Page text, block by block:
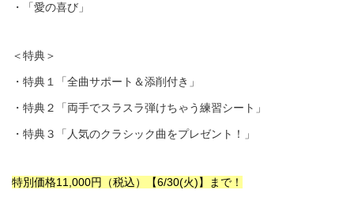
・「愛の喜び」
＜特典＞
・特典１「全曲サポート＆添削付き」
・特典２「両手でスラスラ弾けちゃう練習シート」
・特典３「人気のクラシック曲をプレゼント！」
特別価格11,000円（税込）【6/30(火)】まで！